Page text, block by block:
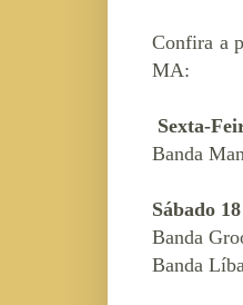
Confira a
MA:
Sexta-
Banda
Sábado 18
Banda
Banda